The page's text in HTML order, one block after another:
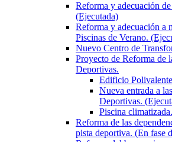
Reforma y adecuación
(Ejecutada)
Reforma y adecuación a
Piscinas de Verano.
Nuevo Centro de
Proyecto de Reforma de
Deportivas.
Edificio
Nueva entrada a
Deportivas.
Piscina
Reforma de las
pista deportiva. (En fase